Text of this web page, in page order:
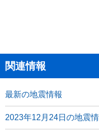
関連情報
最新の地震情報
2023年12月24日の地震